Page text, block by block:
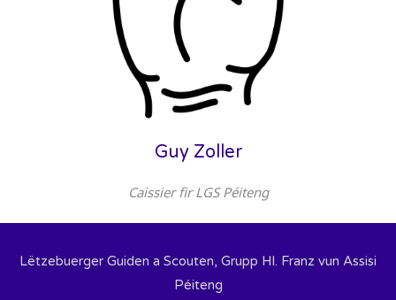
Guy Zoller
Caissier fir LGS Péiteng
Lëtzebuerger Guiden a Scouten, Grupp Hl. Franz vun Assisi
Péiteng